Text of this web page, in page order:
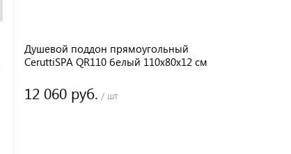
Душевой поддон прямоугольный
CeruttiSPA QR110 белый 110х80х12 см
12 060 руб. / шт